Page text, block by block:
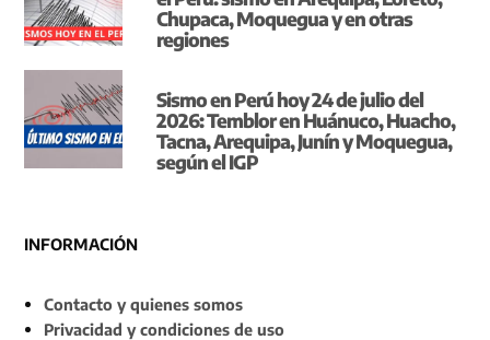
Chupaca, Moquegua y en otras
regiones
Sismo en Perú hoy 24 de julio del
2026: Temblor en Huánuco, Huacho,
Tacna, Arequipa, Junín y Moquegua,
según el IGP
INFORMACIÓN
Contacto y quienes somos
Privacidad y condiciones de uso